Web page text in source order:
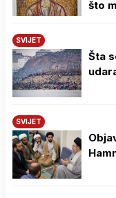
što
SVIJET
Šta
SVIJET